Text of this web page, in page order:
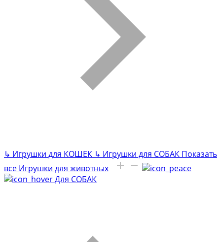
↳ Игрушки для КОШЕК ↳ Игрушки для СОБАК Показать
все Игрушки для животных
Для СОБАК